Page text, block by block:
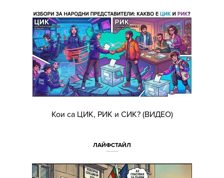
Кои са ЦИК, РИК и СИК? (ВИДЕО)
ЛАЙФСТАЙЛ